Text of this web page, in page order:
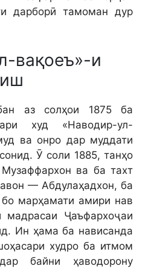
дарборӣ тамоман дур
вақоеъ»-и
аз солҳои 1875 ба
худ «Наводир-ул-
ва онро дар муддати
Ӯ соли 1885, танҳо
ва ба тахт
— Абдулаҳадхон, ба
марҳамати амири нав
мадрасаи Ҷаъфархоҷаи
Ин ҳама ба нависанда
худро ба итмом
байни ҳаводорону